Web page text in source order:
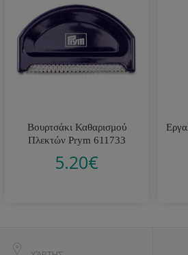
Βουρτσάκι Καθαρισμού
Πλεκτών Prym 611733
5.20€